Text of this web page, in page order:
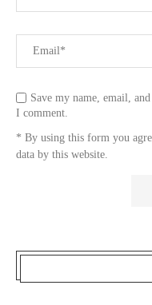
Save my name, email,
I comment.
* By using this form you
data by this website.